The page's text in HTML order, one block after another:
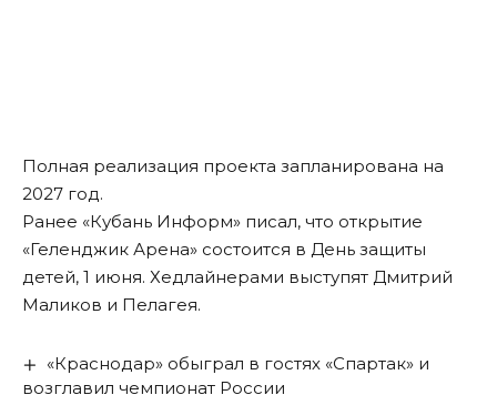
Полная реализация проекта запланирована на
2027 год.
Ранее «Кубань Информ» писал, что открытие
«Геленджик Арена» состоится в День защиты
детей, 1 июня. Хедлайнерами выступят Дмитрий
Маликов и Пелагея.
«Краснодар» обыграл в гостях «Спартак» и
возглавил чемпионат России